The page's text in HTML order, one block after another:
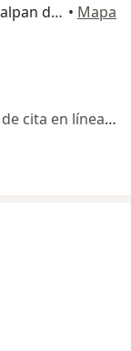
Circuito Centro Comercial 20, Naucalpan de Juárez • Mapa
Este especialista no ofrece reserva de cita en línea en esta dirección.